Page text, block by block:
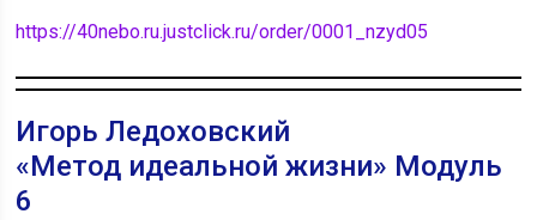
https://40nebo.ru.justclick.ru/order/0001_nzyd05
Игорь Ледоховский
«Метод идеальной жизни» Модуль
6